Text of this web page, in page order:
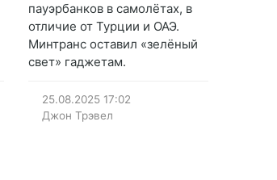
пауэрбанков в самолётах, в
отличие от Турции и ОАЭ.
Минтранс оставил «зелёный
свет» гаджетам.
25.08.2025 17:02
Джон Трэвел